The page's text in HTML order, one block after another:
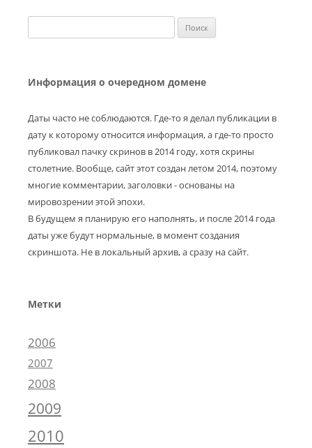
Информация о очередном домене
Даты часто не соблюдаются. Где-то я делал публикации в
дату к которому относится информация, а где-то просто
публиковал пачку скринов в 2014 году, хотя скрины
столетние. Вообще, сайт этот создан летом 2014, поэтому
многие комментарии, заголовки - основаны на
мировозрении этой эпохи.
В будущем я планирую его наполнять, и после 2014 года
даты уже будут нормальные, в момент создания
скриншота. Не в локальный архив, а сразу на сайт.
Метки
2006
2007
2008
2009
2010